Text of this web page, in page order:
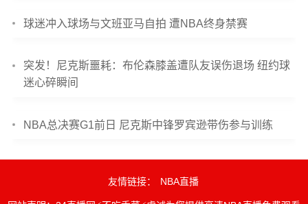
球迷冲入球场与文班亚马自拍 遭NBA终身禁赛
突发！尼克斯噩耗：布伦森膝盖遭队友误伤退场 纽约球
迷心碎瞬间
NBA总决赛G1前日 尼克斯中锋罗宾逊带伤参与训练
友情链接： NBA直播